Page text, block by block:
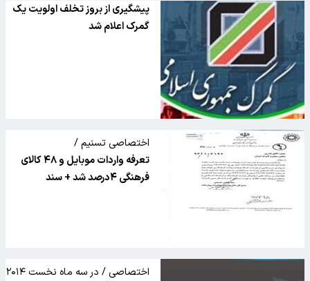
پیشگیری از بروز تخلف اولویت یک
گمرک اعلام شد
اختصاصی تسنیم /
تعرفه واردات موبایل و ۴۸ کالای
فرهنگی ۴درصد شد + سند
اختصاصی / در سه ماه نخست ۲۰۱۴